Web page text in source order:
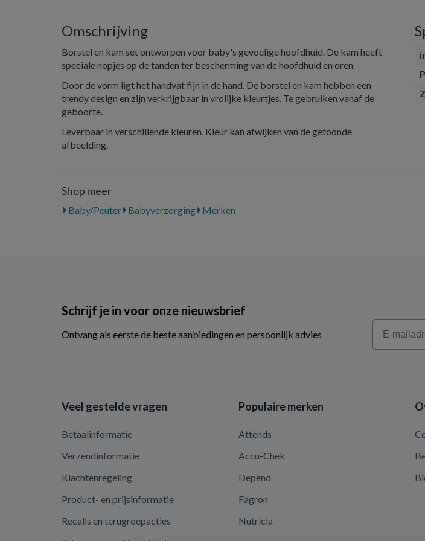
Omschrijving
Borstel en kam set ontworpen voor baby's gevoelige hoofdhuid. De kam heeft
speciale nopjes op de tanden ter bescherming van de hoofdhuid en oren.
Door de vorm ligt het handvat fijn in de hand. De borstel en kam hebben een
trendy design en zijn verkrijgbaar in vrolijke kleurtjes. Te gebruiken vanaf de
geboorte.
Leverbaar in verschillende kleuren. Kleur kan afwijken van de getoonde
afbeelding.
Shop meer
Baby/Peuter Babyverzorging Merken
Schrijf je in voor onze nieuwsbrief
Ontvang als eerste de beste aanbiedingen en persoonlijk advies
Email
Veel gestelde vragen
Betaalinformatie
Verzendinformatie
Klachtenregeling
Product- en prijsinformatie
Recalls en terugroepacties
Populaire merken
Attends
Accu-Chek
Depend
Fagron
Nutricia